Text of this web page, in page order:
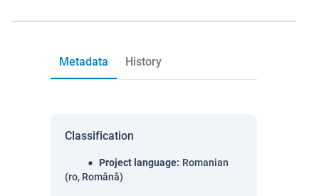
Metadata History
Classification
Project language: Romanian
(ro, Română)